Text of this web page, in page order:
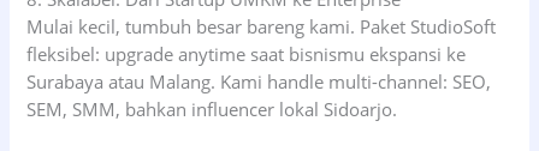
Mulai kecil, tumbuh besar bareng kami. Paket StudioSoft
fleksibel: upgrade anytime saat bisnismu ekspansi ke
Surabaya atau Malang. Kami handle multi-channel: SEO,
SEM, SMM, bahkan influencer lokal Sidoarjo.